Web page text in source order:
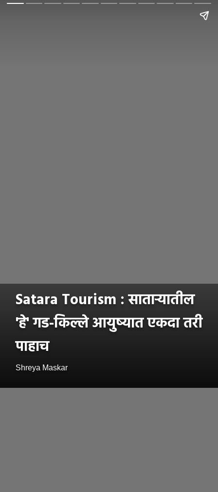
Satara Tourism : साताऱ्यातील
'हे' गड-किल्ले आयुष्यात एकदा तरी
पाहाच
Shreya Maskar